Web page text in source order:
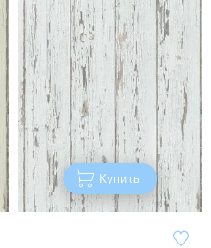
Купить